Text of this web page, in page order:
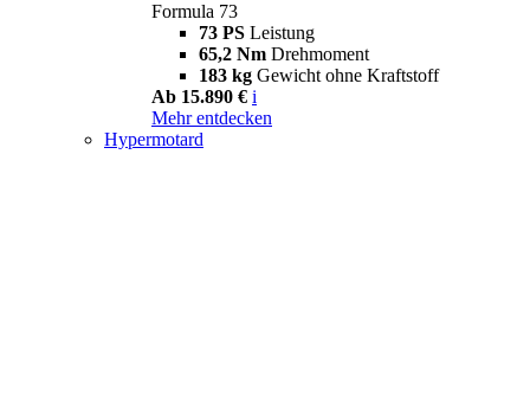
Formula 73
73 PS Leistung
65,2 Nm Drehmoment
183 kg Gewicht ohne Kraftstoff
Ab 15.890 € i
Mehr entdecken
Hypermotard